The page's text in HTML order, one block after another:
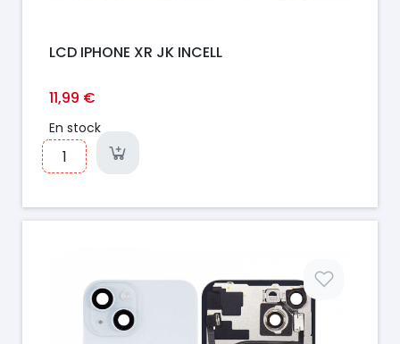
LCD IPHONE XR JK INCELL
11,99 €
En stock